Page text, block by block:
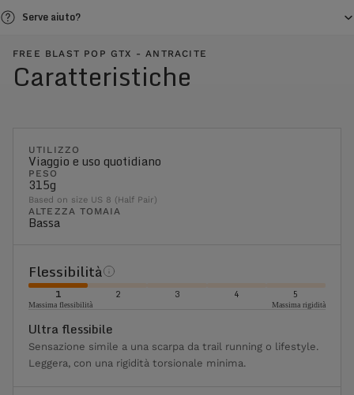
Serve aiuto?
FREE BLAST POP GTX - ANTRACITE
Caratteristiche
UTILIZZO
Viaggio e uso quotidiano
PESO
315g
Based on size US 8 (Half Pair)
ALTEZZA TOMAIA
Bassa
Flessibilità
1 2 3 4 5
Massima flessibilità Massima rigidità
Ultra flessibile
Sensazione simile a una scarpa da trail running o lifestyle.
Leggera, con una rigidità torsionale minima.